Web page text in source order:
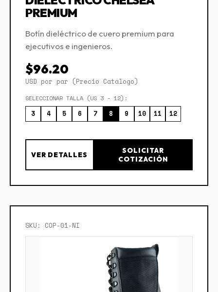
PREMIUM
Botín dieléctrico de cuero premium para
ejecutivos e ingenieros.
$96.20
USD por par (Precio Catálogo)
SELECCIONAR TALLA (US 3 - 12):
3 4 5 6 7 8 9 10 11 12
VER DETALLES
SOLICITAR
COTIZACIÓN
SKU: COP-01-NI